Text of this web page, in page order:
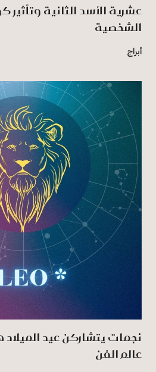
عشرية الأسد الثانية
الشخصية
أبراج
نجمات يتشاركن عيد
عالم الفن